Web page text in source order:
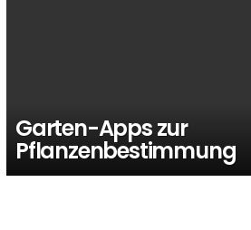
Garten-Apps zur
Pflanzenbestimmung